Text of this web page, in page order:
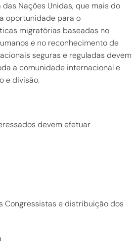
Nações Unidas, que mais do
oportunidade para o
migratórias baseadas no
e no reconhecimento de
seguras e reguladas devem
a comunidade internacional e
e divisão.
devem efetuar
Congressistas e distribuição dos